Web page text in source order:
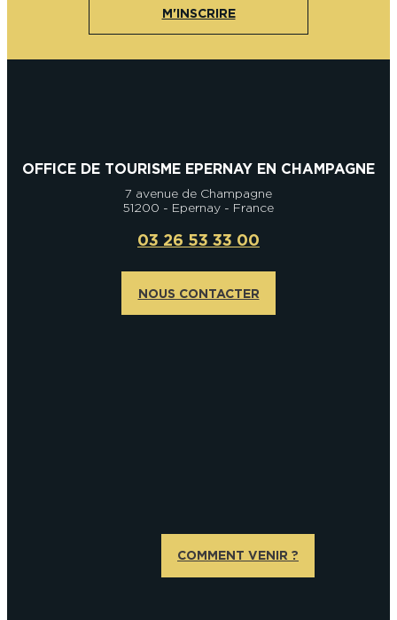
M'INSCRIRE
OFFICE DE TOURISME EPERNAY EN CHAMPAGNE
7 avenue de Champagne
51200 - Epernay - France
03 26 53 33 00
NOUS CONTACTER
COMMENT VENIR ?